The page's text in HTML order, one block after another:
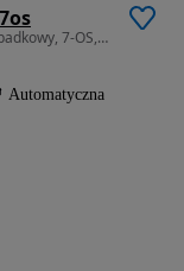
1969 cm3 • 235 KM • Pierwszy właściciel, Bezwypadkowy, 7-OS, Stan doskonały
Automatyczna